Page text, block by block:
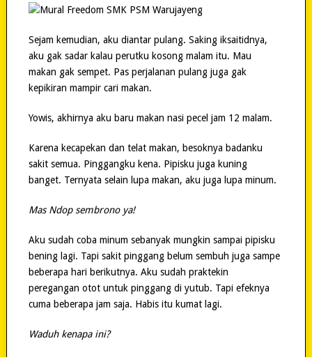
Sejam kemudian, aku diantar pulang. Saking iksaitidnya,
aku gak sadar kalau perutku kosong malam itu. Mau
makan gak sempet. Pas perjalanan pulang juga gak
kepikiran mampir cari makan.
Yowis, akhirnya aku baru makan nasi pecel jam 12 malam.
Karena kecapekan dan telat makan, besoknya badanku
sakit semua. Pinggangku kena. Pipisku juga kuning
banget. Ternyata selain lupa makan, aku juga lupa minum.
Mas Ndop sembrono ya!
Aku sudah coba minum sebanyak mungkin sampai pipisku
bening lagi. Tapi sakit pinggang belum sembuh juga sampe
beberapa hari berikutnya. Aku sudah praktekin
peregangan otot untuk pinggang di yutub. Tapi efeknya
cuma beberapa jam saja. Habis itu kumat lagi.
Waduh kenapa ini?